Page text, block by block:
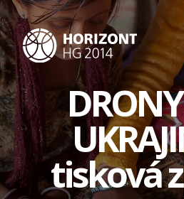
tisková